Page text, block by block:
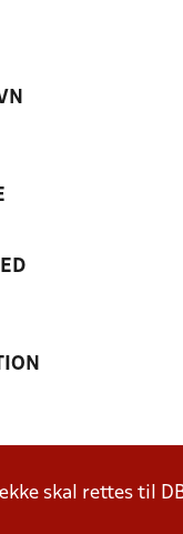
skal rettes til